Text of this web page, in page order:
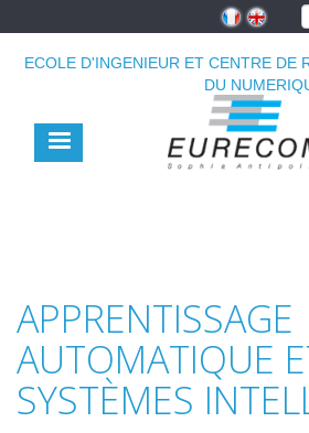
principal
ECOLE D'INGENIEUR ET CENTRE DE
DU
APPRENTISSAGE
AUTOMATIQUE
SYSTÈMES